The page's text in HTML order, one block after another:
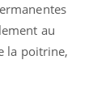
au
la poitrine,